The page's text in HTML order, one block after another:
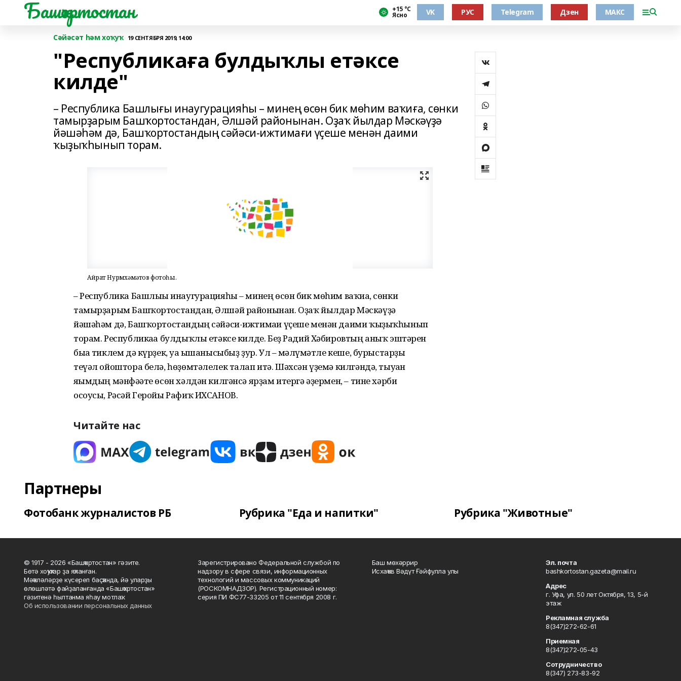
Башҡортостан +15 °С
Ясно VK РУС Telegram Дзен МАКС
Сәйәсәт һәм хоҡуҡ 19 СЕНТЯБРЯ 2019, 14:00
"Республикаға булдыҡлы етәксе
килде"
– Республика Башлығы инаугурацияһы – минең өсөн бик мөһим ваҡиға, сөнки
тамырҙарым Башҡортостандан, Әлшәй районынан. Оҙаҡ йылдар Мәскәүҙә
йәшәһәм дә, Башҡортостандың сәйәси-ижтимағи үҫеше менән даими
ҡыҙыҡһынып торам.
Айрат Нурмөхәмәтов фотоһы.
– Республика Башлығы инаугурацияһы – минең өсөн бик мөһим ваҡиға, сөнки
тамырҙарым Башҡортостандан, Әлшәй районынан. Оҙаҡ йылдар Мәскәүҙә
йәшәһәм дә, Башҡортостандың сәйәси-ижтимағи үҫеше менән даими ҡыҙыҡһынып
торам. Республикаға булдыҡлы етәксе килде. Беҙ Радий Хәбировтың аныҡ эштәрен
быға тиклем дә күрҙек, уға ышанысыбыҙ ҙур. Ул – мәғлүмәтле кеше, бурыстарҙы
теүәл ойоштора белә, һөҙөмтәлелек талап итә. Шәхсән үҙемә килгәндә, тыуған
яғымдың мәнфәғәте өсөн хәлдән килгәнсә ярҙам итергә әҙермен, – тине хәрби
осоусы, Рәсәй Геройы Рафиҡ ИХСАНОВ.
Читайте нас
Партнеры
Фотобанк журналистов РБ Рубрика "Еда и напитки" Рубрика "Животные"
© 1917 - 2026 «Башҡортостан» гәзите.
Бөтә хоҡуҡтар ҙа яҡланған.
Мәҡәләләрҙе күсереп баҫҡанда, йә уларҙы
өлөшләтә файҙаланғанда «Башҡортостан»
гәзитенә һылтанма яһау мотлаҡ.
Об использовании персональных данных
Зарегистрировано Федеральной службой по
надзору в сфере связи, информационных
технологий и массовых коммуникаций
(РОСКОМНАДЗОР). Регистрационный номер:
серия ПИ ФС77-33205 от 11 сентября 2008 г.
Баш мөхәррир
Исхаҡов Вәдүт Ғәйфулла улы
Эл. почта
bashkortostan.gazeta@mail.ru
Адрес
г. Уфа, ул. 50 лет Октября, 13, 5-й
этаж
Рекламная служба
8(347)272-62-61
Приемная
8(347)272-05-43
Сотрудничество
8(347) 273-83-92